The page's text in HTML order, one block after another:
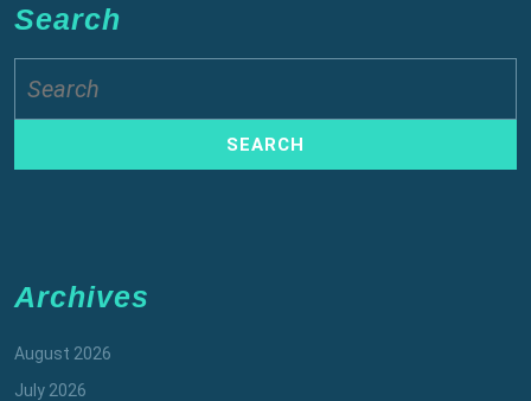
Search
for:
Archives
August 2026
July 2026